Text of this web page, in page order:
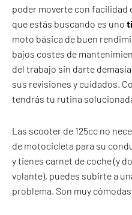
poder moverte con facilidad
que estás buscando es uno
moto básica de buen
bajos costes de
del trabajo sin darte
sus revisiones y cuidados.
tendrás tu rutina
Las scooter de 125cc no
de motocicleta para su
y tienes carnet de coche (y
volante), puedes subirte a
problema. Son muy